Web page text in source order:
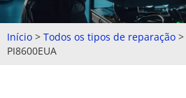
Início > Todos os tipos de reparação >
PI8600EUA